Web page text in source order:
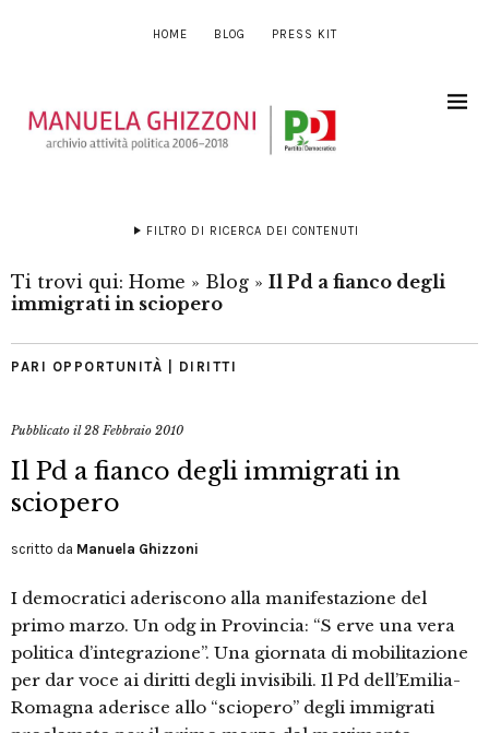
HOME BLOG PRESS KIT
FILTRO DI RICERCA DEI CONTENUTI
Ti trovi qui: Home » Blog » Il Pd a fianco degli
immigrati in sciopero
PARI OPPORTUNITÀ | DIRITTI
Pubblicato il28 Febbraio 2010
Il Pd a fianco degli immigrati in
sciopero
scritto da Manuela Ghizzoni
I democratici aderiscono alla manifestazione del
primo marzo. Un odg in Provincia: “S erve una vera
politica d’integrazione”. Una giornata di mobilitazione
per dar voce ai diritti degli invisibili. Il Pd dell’Emilia-
Romagna aderisce allo “sciopero” degli immigrati